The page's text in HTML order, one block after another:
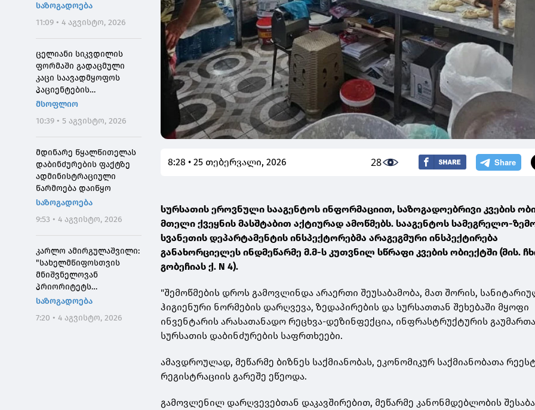
საზოგადოება
11:09 • 4 აგვისტო, 2026
ცელიანი სიკვდილის
ფორმაში გადაცმული
კაცი საავადმყოფოს
პაციენტების
შეშინებისთვის
მსოფლიო
10:39 • 5 აგვისტო, 2026
მდინარე წყალწითელას
დაბინძურების ფაქტზე
ადმინისტრაციული
წარმოება დაიწყო
საზოგადოება
9:53 • 4 აგვისტო, 2026
კარლო ამირგულაშვილი:
"სახელმწიფოსთვის
მნიშვნელოვან
პრიორიტეტს
საქართველოს ტყეების,
დეგრადირებული
საზოგადოება
7:20 • 4 აგვისტო, 2026
8:28 • 25 თებერვალი, 2026 28
სურსათის ეროვნული სააგენტოს ინფორმაციით, საზოგადოებრივი კვების
მთელი ქვეყნის მასშტაბით აქტიურად ამოწმებს. სააგენტოს სამეგრელო-
სვანეთის დეპარტამენტის ინსპექტორებმა არაგეგმური ინსპექტირება
განახორციელეს ინდმეწარმე მ.მ-ს კუთვნილ სწრაფი კვების ობიექტში (მის.
გობეჩიას ქ. N 4).
"შემოწმების დროს გამოვლინდა არაერთი შეუსაბამობა, მათ შორის,
ჰიგიენური ნორმების დარღვევა, ზედაპირების და სურსათთან შეხებაში მყოფი
ინვენტარის არასათანადო რეცხვა-დეზინფექცია, ინფრასტრუქტურის
სურსათის დაბინძურების საფრთხეები.
ამავდროულად, მეწარმე ბიზნეს საქმიანობას, ეკონომიკურ საქმიანობათა
რეგისტრაციის გარეშე ეწეოდა.
გამოვლენილ დარღვევებთან დაკავშირებით, მეწარმე კანონმდებლობის